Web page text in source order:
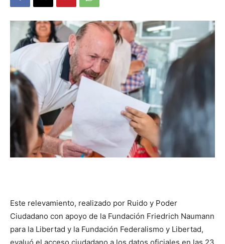
::
La
Verdad
lo
Este relevamiento, realizado por Ruido y Poder
Ciudadano con apoyo de la Fundación Friedrich Naumann
para la Libertad y la Fundación Federalismo y Libertad,